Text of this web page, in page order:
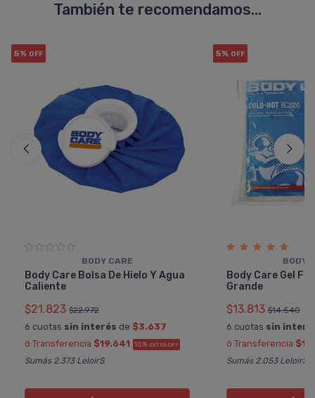
También te recomendamos...
5% OFF
BODY CARE
Body Care Bolsa De Hielo Y Agua
Caliente
$21.823 $22.972
6 cuotas sin interés de $3.637
ó Transferencia $19.641 10% EXTRA OFF
Sumás 2.373 Leloir$
5% OFF
BODY
Body Care Gel
Grande
$13.813 $14.540
6 cuotas sin
ó Transferencia
Sumás 2.053 Leloir$